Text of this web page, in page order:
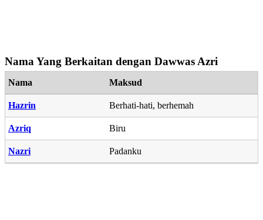
Nama Yang Berkaitan dengan Dawwas Azri
Nama Maksud
Hazrin Berhati-hati, berhemah
Azriq Biru
Nazri Padanku